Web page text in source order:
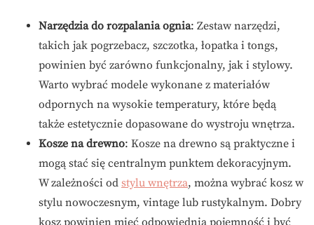
Narzędzia do rozpalania ognia: Zestaw narzędzi,
takich jak pogrzebacz, szczotka, łopatka i tongs,
powinien być zarówno funkcjonalny, jak i stylowy.
Warto wybrać modele wykonane z materiałów
odpornych na wysokie temperatury, które będą
także estetycznie dopasowane do wystroju wnętrza.
Kosze na drewno: Kosze na drewno są praktyczne i
mogą stać się centralnym punktem dekoracyjnym.
W zależności od stylu wnętrza, można wybrać kosz w
stylu nowoczesnym, vintage lub rustykalnym. Dobry
kosz powinien mieć odpowiednią pojemność i być